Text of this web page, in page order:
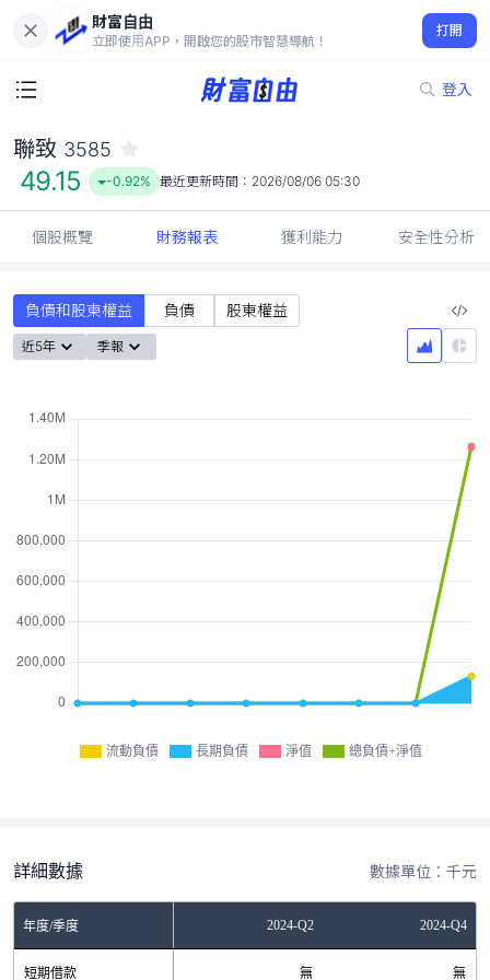
財富自由
立即使用APP，開啟您的股市智慧導航！
打開
登入
49.15
-0.92%
聯致 3585
49.15 -0.92% 最近更新時間： 2026/08/06 05:30
個股概覽 財務報表 獲利能力 安全性分析
負債和股東權益 負債 股東權益
近5年 季報
流動負債 長期負債 淨值 總負債+淨值
詳細數據 數據單位：千元
年度/季度 2024-Q2 2024-Q4
短期借款 無 無